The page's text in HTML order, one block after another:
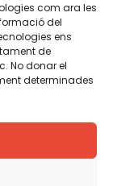
com ara les
del
ens
de
No donar el
determinades
Por eso
salvo que en
animamos a
y crear los